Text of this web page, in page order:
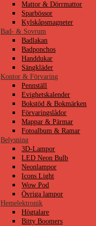
Mattor & Dörrmattor
Sparbössor
Kylskåpsmagneter
Bad- & Sovrum
Badlakan
Badponchos
Handdukar
Sängkläder
Kontor & Förvaring
Pennställ
Evighetskalender
Bokstöd & Bokmärken
Förvaringslådor
Mappar & Pärmar
Fotoalbum & Ramar
Belysning
3D-Lampor
LED Neon Bulb
Neonlampor
Icons Light
Wow Pod
Övriga lampor
Hemelektronik
Högtalare
Bitty Boomers